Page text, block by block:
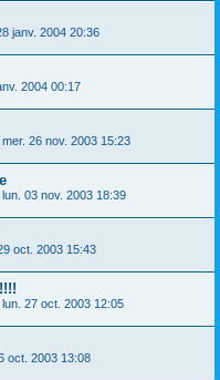
janv. 2004 20:36
2004 00:17
mer. 26 nov. 2003 15:23
lun. 03 nov. 2003 18:39
oct. 2003 15:43
lun. 27 oct. 2003 12:05
oct. 2003 13:08